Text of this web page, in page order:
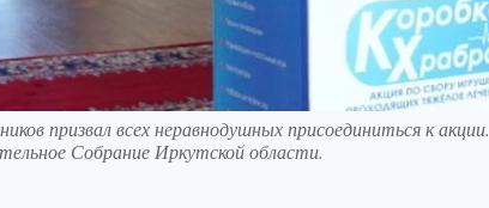
призвал всех неравнодушных присоединиться к акции.
Собрание Иркутской области.